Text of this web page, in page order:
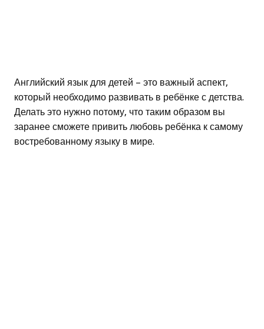
Английский язык для детей – это важный аспект,
который необходимо развивать в ребёнке с детства.
Делать это нужно потому, что таким образом вы
заранее сможете привить любовь ребёнка к самому
востребованному языку в мире.